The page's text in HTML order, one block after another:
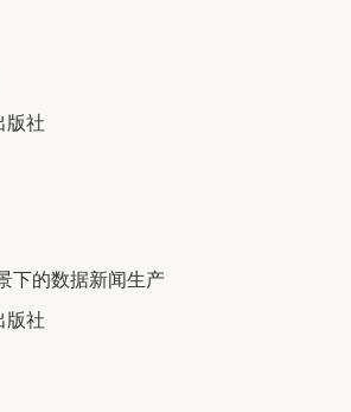
版社
下的数据新闻生产
版社